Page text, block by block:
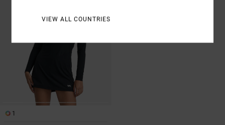
1
VIEW ALL COUNTRIES